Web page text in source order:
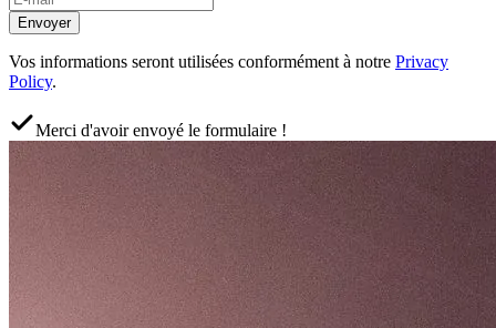
Envoyer
Vos informations seront utilisées conformément à notre Privacy
Policy.
Merci d'avoir envoyé le formulaire !